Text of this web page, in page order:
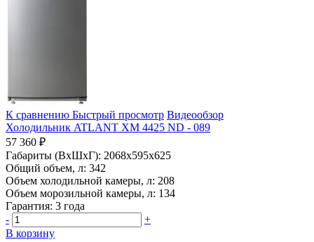
К сравнению Быстрый просмотр Видеообзор
Холодильник ATLANT ХМ 4425 ND - 089
57 360 ₽
Габариты (ВхШхГ): 2068x595x625
Общий объем, л: 342
Объем холодильной камеры, л: 208
Объем морозильной камеры, л: 134
Гарантия: 3 года
-
+
В корзину